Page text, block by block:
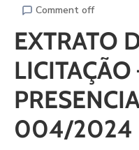
Comment off
EXTRATO
004/2024